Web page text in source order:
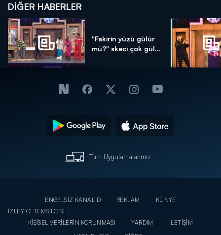
DIĞER HABERLER
"Fakirin yüzü gülür
mü?" skeci çok gül...
Tüm Uygulamalarımız
ENGELSİZ KANAL D REKLAM
KÜNYE
İZLEYİCİ TEMSİLCİSİ
KİŞİSEL VERİLERİN KORUNMASI
YARDIM
İLETİŞİM